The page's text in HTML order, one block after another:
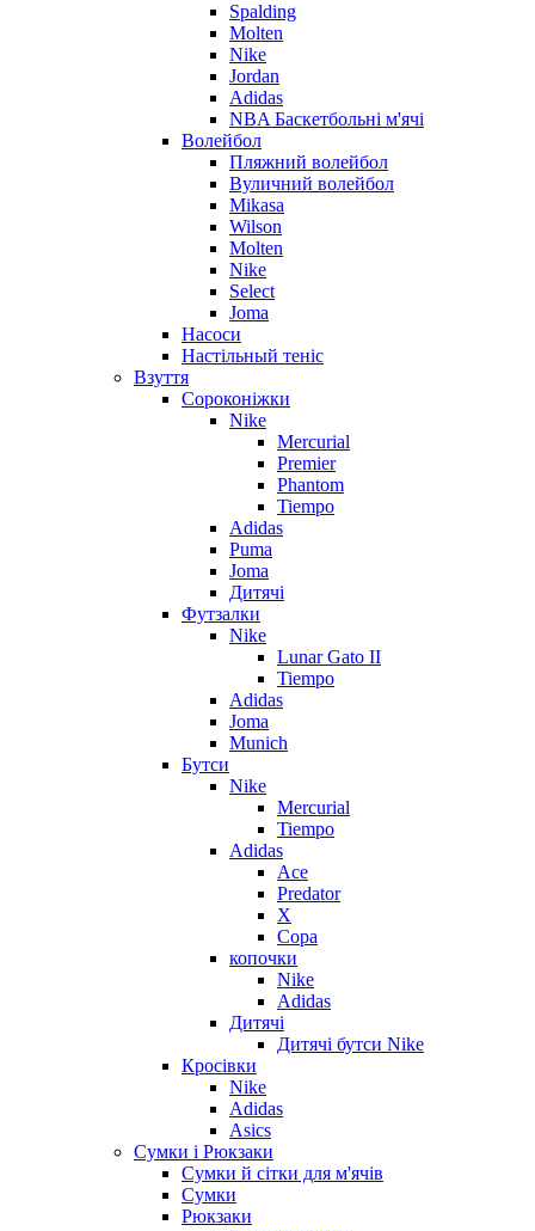
Spalding
Molten
Nike
Jordan
Adidas
NBA Баскетбольні м'ячі
Волейбол
Пляжний волейбол
Вуличний волейбол
Mikasa
Wilson
Molten
Nike
Select
Joma
Насоси
Настільный теніс
Взуття
Сороконіжки
Nike
Mercurial
Premier
Phantom
Tiempo
Adidas
Puma
Joma
Дитячі
Футзалки
Nike
Lunar Gato II
Tiempo
Adidas
Joma
Munich
Бутси
Nike
Mercurial
Tiempo
Adidas
Ace
Predator
X
Copa
копочки
Nike
Adidas
Дитячі
Дитячі бутси Nike
Кросівки
Nike
Adidas
Asics
Сумки і Рюкзаки
Сумки й сітки для м'ячів
Сумки
Рюкзаки